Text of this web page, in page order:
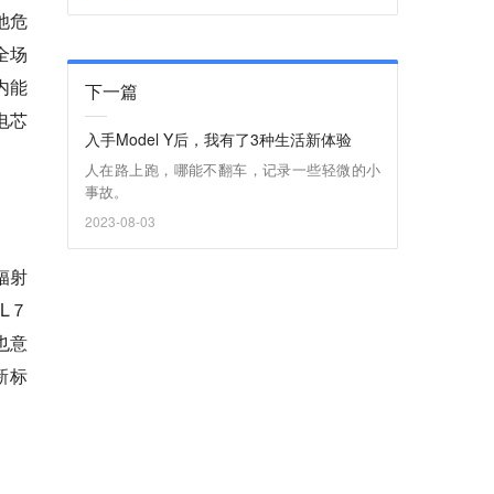
危
场
能
芯
射
７
意
标
下一篇
入手Model Y后，我有了3种生活新体验
人在路上跑，哪能不翻车，记录一些轻微的小
事故。
2023-08-03